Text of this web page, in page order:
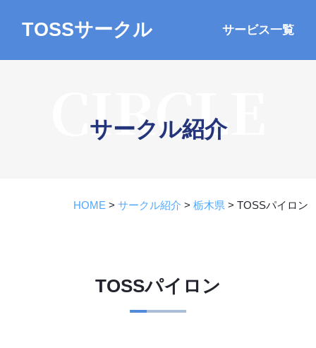
TOSSサークル サービス一覧
CIRCLE
サークル紹介
HOME > サークル紹介 > 栃木県 > TOSSパイロン
TOSSパイロン